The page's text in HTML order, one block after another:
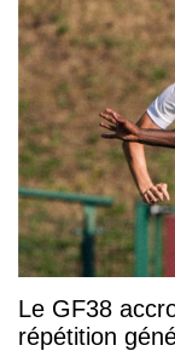
Le GF38
répétition